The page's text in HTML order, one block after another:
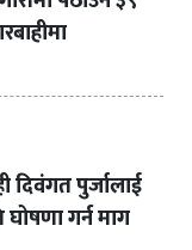
दिवंगत पुर्जालाई
घोषणा गर्न माग